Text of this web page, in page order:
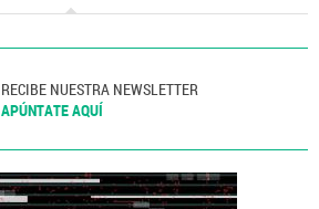
RECIBE NUESTRA NEWSLETTER
APÚNTATE AQUÍ